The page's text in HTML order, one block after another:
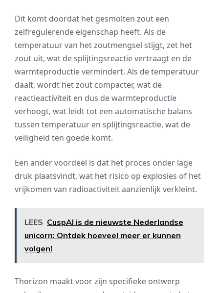
Dit komt doordat het gesmolten zout een
zelfregulerende eigenschap heeft. Als de
temperatuur van het zoutmengsel stijgt, zet het
zout uit, wat de splijtingsreactie vertraagt en de
warmteproductie vermindert. Als de temperatuur
daalt, wordt het zout compacter, wat de
reactieactiviteit en dus de warmteproductie
verhoogt, wat leidt tot een automatische balans
tussen temperatuur en splijtingsreactie, wat de
veiligheid ten goede komt.
Een ander voordeel is dat het proces onder lage
druk plaatsvindt, wat het risico op explosies of het
vrijkomen van radioactiviteit aanzienlijk verkleint.
LEES CuspAI is de nieuwste Nederlandse
unicorn: Ontdek hoeveel meer er kunnen
volgen!
Thorizon maakt voor zijn specifieke ontwerp